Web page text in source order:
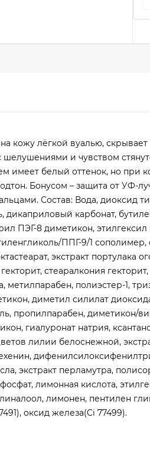
кожу лёгкой вуалью,
и чувством
белый оттенок, но при
Бонусом – защита от УФ-
Состав: Вода, диоксид
карбонат,
ПЭГ-8 диметикон,
ППГ-9/1
экстракт портулака
стеаралкония
полиэстер-1,
диметил силилат
пропилпарабен, диметикон/
гиалуронат натрия,
лилии белоснежной,
экстракт перламутра,
лимонная кислота,
лимонен, пентилен
оксид железа(Ci 77499).